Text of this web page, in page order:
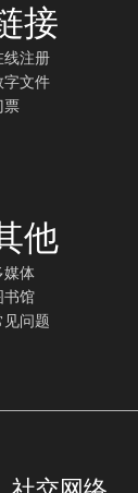
接
线注册
字文件
票
他
媒体
书馆
见问题